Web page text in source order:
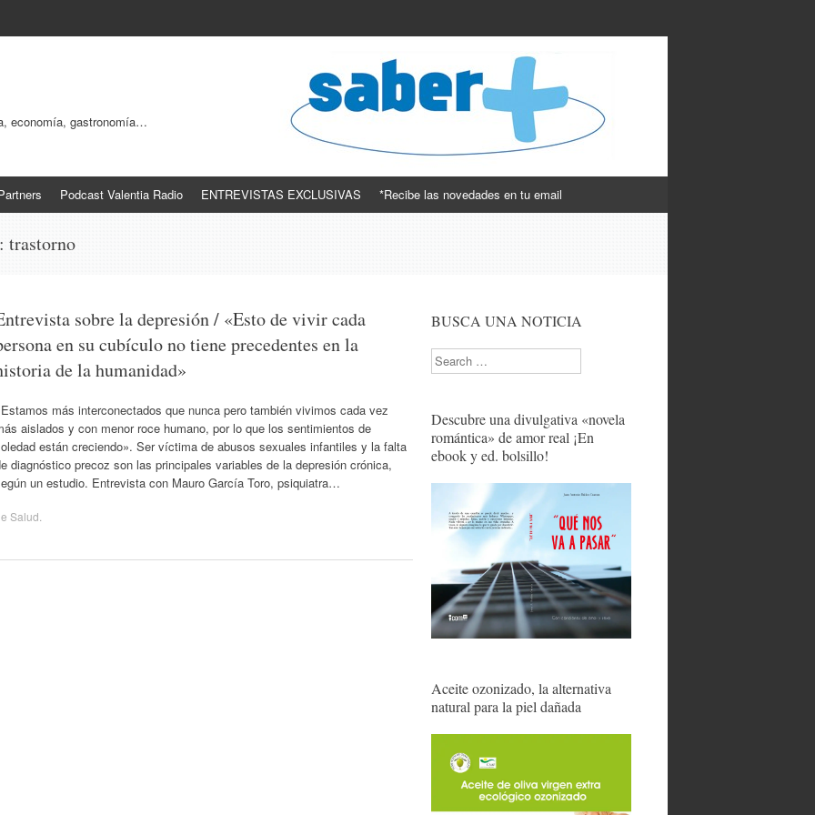
economía, gastronomía…
Podcast Valentia Radio ENTREVISTAS EXCLUSIVAS *Recibe las novedades en tu email
trastorno
sobre la depresión / «Esto de vivir cada
en su cubículo no tiene precedentes en la
de la humanidad»
más interconectados que nunca pero también vivimos cada vez
aislados y con menor roce humano, por lo que los sentimientos de
están creciendo». Ser víctima de abusos sexuales infantiles y la falta
diagnóstico precoz son las principales variables de la depresión crónica,
un estudio. Entrevista con Mauro García Toro, psiquiatra…
Salud
BUSCA UNA NOTICIA
Search
Descubre una divulgativa «novela
romántica» de amor real ¡En
ebook y ed. bolsillo!
Aceite ozonizado, la alternativa
natural para la piel dañada